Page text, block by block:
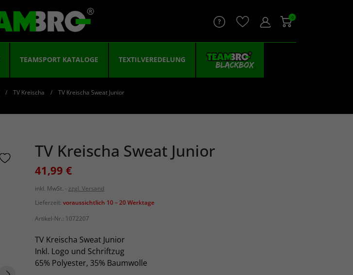
0
TEAMSPORT KATALOGE TEXTILVEREDELUNG
TV Kreischa TV Kreischa Sweat Junior
TV Kreischa Sweat Junior
41,99 €
inkl. MwSt.
zzgl. Versand
Lieferzeit: voraussichtlich 10 – 20 Werktage
Artikel-Nr.: 1072207
TV Kreischa Sweat Junior
Inkl. Logo und Schriftzug
65% Polyester, 35% Baumwolle